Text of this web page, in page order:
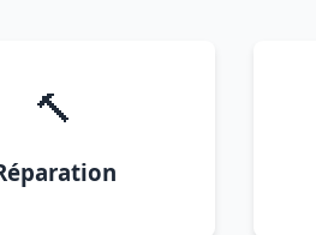
🔨